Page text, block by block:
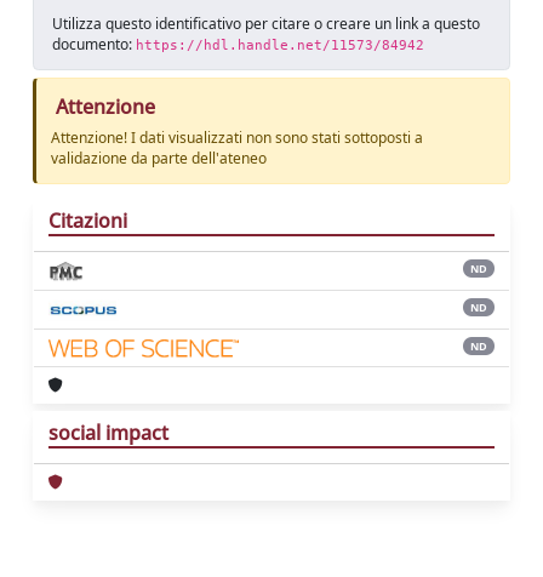
Utilizza questo identificativo per citare o creare un link a questo
documento: https://hdl.handle.net/11573/84942
Attenzione
Attenzione! I dati visualizzati non sono stati sottoposti a
validazione da parte dell'ateneo
Citazioni
ND
ND
ND
social impact